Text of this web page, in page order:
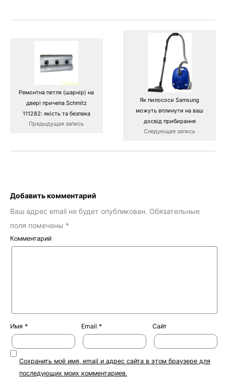
Ремонтна петля (шарнір) на
двері причепа Schmitz
111282: якість та безпека
Предыдущая запись
Як пилососи Samsung
можуть вплинути на ваш
досвід прибирання
Следующая запись
Добавить комментарий
Ваш адрес email не будет опубликован. Обязательные
поля помечены *
Комментарий
Имя * Email * Сайт
Сохранить моё имя, email и адрес сайта в этом браузере для
последующих моих комментариев.